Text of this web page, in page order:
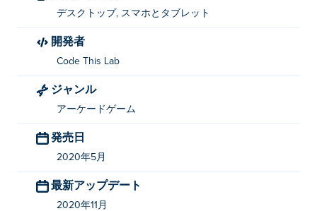
デスクトップ, スマホとタブレット
開発者
Code This Lab
ジャンル
アーケードゲーム
発売日
2020年5月
最新アップデート
2020年11月